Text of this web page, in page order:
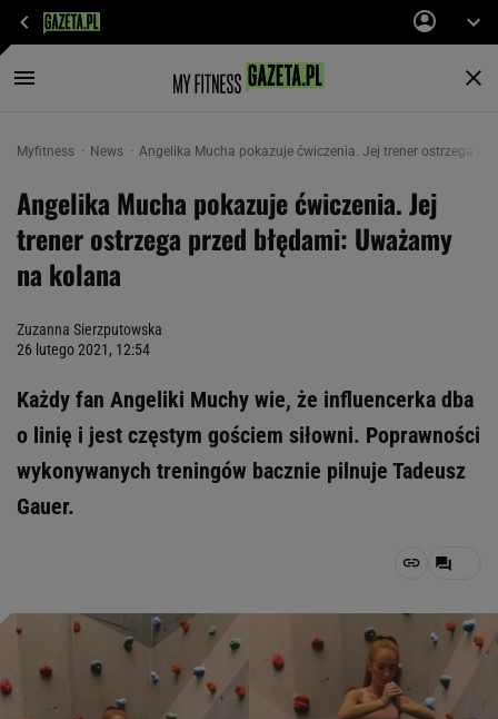
Myfitness News Angelika Mucha pokazuje ćwiczenia. Jej trener ostrzega
Angelika Mucha pokazuje ćwiczenia. Jej
trener ostrzega przed błędami: Uważamy
na kolana
Zuzanna Sierzputowska
26 lutego 2021, 12:54
Każdy fan Angeliki Muchy wie, że influencerka dba
o linię i jest częstym gościem siłowni. Poprawności
wykonywanych treningów bacznie pilnuje Tadeusz
Gauer.